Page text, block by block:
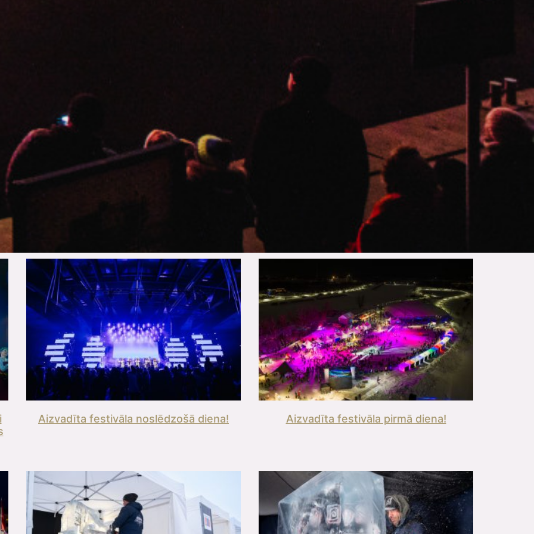
Aizvadīta festivāla noslēdzošā diena! Aizvadīta festivāla pirmā diena!